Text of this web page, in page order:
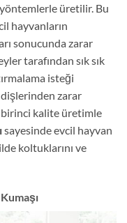
üretilir. Bu
hayvanların
sonucunda zarar
tarafından sık sık
isteği
dişlerinden zarar
birinci kalite üretimle
sayesinde evcil hayvan
koltuklarını ve